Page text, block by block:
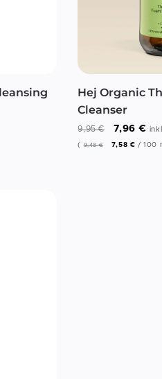
Hej Organic
Cleanser
9,95€ 7,96€
(9,48€ 7,58€ /100